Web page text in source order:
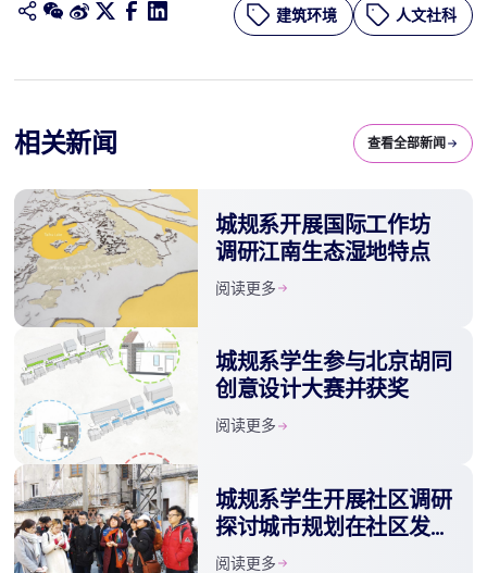
建筑环境 人文社科
相关新闻 查看全部新闻
城规系开展国际工作坊
调研江南生态湿地特点
阅读更多
城规系学生参与北京胡同
创意设计大赛并获奖
阅读更多
城规系学生开展社区调研
探讨城市规划在社区发展
中的作用
阅读更多